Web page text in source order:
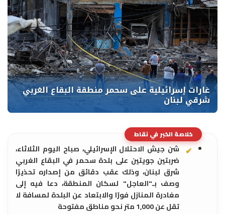
خلاصة الخبر في نقاط
شن جيش الاحتلال الإسرائيلي، صباح اليوم الثلاثاء،
ضربتين جويتين على بلدة سحمر في البقاع الغربي
شرق لبنان، وذلك عقب دقائق من إصداره تحذيرًا
وصف بـ"العاجل" لسكان المنطقة، دعا فيه إلى
مغادرة المنازل فورًا والابتعاد عن البلدة لمسافة لا
تقل عن 1,000 متر نحو مناطق مفتوحة